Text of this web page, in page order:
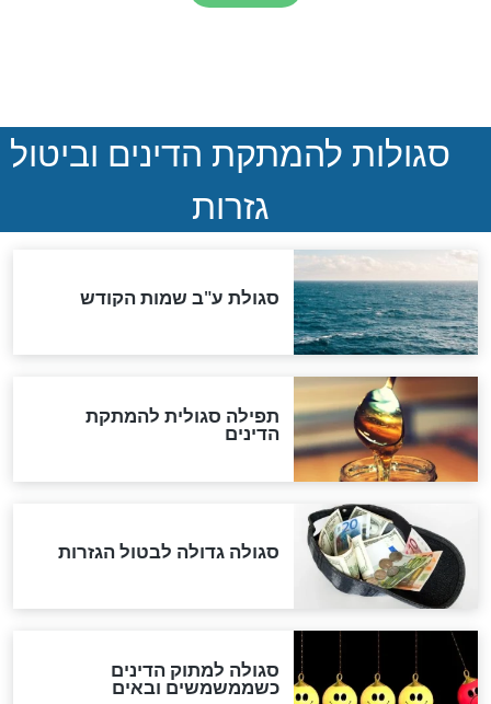
"מודה לקב"ה על כל השנים"
לכל המאמרים
אחרית הימים
האם אפשר לחשב את הקץ?
מה יהיה בימות המשיח?